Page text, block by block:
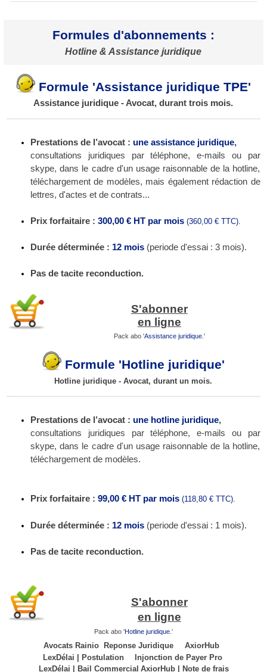
Formules d'abonnements :
Hotline & Assistance juridique
Formule 'Assistance juridique TPE'
Assistance juridique - Avocat, durant trois mois.
Prestations de l’avocat : une assistance juridique,
consultations juridiques par téléphone, e-mails ou par
skype, dans le cadre d'un usage raisonnable de la hotline,
téléchargement de modèles, mais également rédaction de
lettres, d'actes et de contrats...
Prix forfaitaire : 300,00 € HT par mois (360,00 € TTC).
Durée déterminée : 12 mois (periode d'essai : 3 mois).
Pas de tacite reconduction.
S'abonner
en ligne
Pack abo 'Assistance juridique. '
Formule 'Hotline juridique'
Hotline juridique - Avocat, durant un mois.
Prestations de l’avocat : une hotline juridique,
consultations juridiques par téléphone, e-mails ou par
skype, dans le cadre d'un usage raisonnable de la hotline,
téléchargement de modèles.
Prix forfaitaire : 99,00 € HT par mois (118,80 € TTC).
Durée déterminée : 12 mois (periode d'essai : 1 mois).
Pas de tacite reconduction.
S'abonner
en ligne
Pack abo 'Hotline juridique. '
Avocats Rainio Reponse Juridique
AxiorHub
LexDélai | Postulation
LexDélai | Bail Commercial
Injonction de Payer Pro
AxiorHub | Note de frais